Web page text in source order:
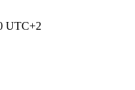
UTC+2